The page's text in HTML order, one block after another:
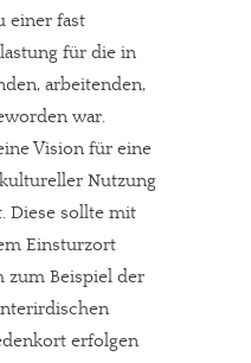
einer fast
für die in
arbeitenden,
war.
Vision für eine
Nutzung
Diese sollte mit
Einsturzort
zum Beispiel der
erfolgen